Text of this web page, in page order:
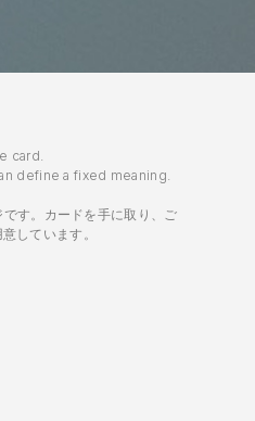
card.
define a fixed meaning.
す。カードを手に取り、ご
しています。